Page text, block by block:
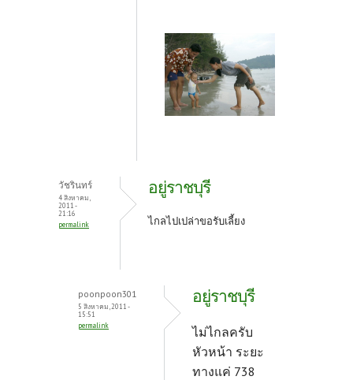
วัชรินทร์
4 สิงหาคม,
2011 -
21:16
permalink
อยู่ราชบุรี
ไกลไปเปล่าขอรับเลี้ยง
poonpoon301
5 สิงหาคม, 2011 -
15:51
permalink
อยู่ราชบุรี
ไม่ไกลครับ
หัวหน้า ระยะ
ทางแค่ 738